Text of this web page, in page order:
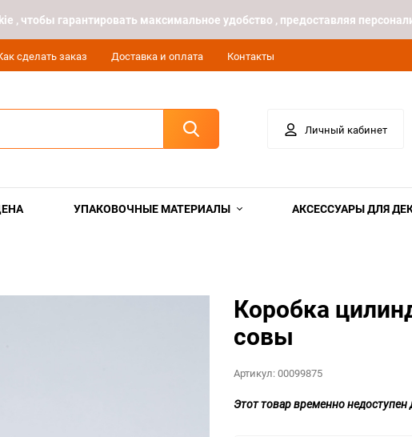
, чтобы гарантировать максимальное удобство , предоставляя
сделать заказ Доставка и оплата Контакты
Личный кабинет
УПАКОВОЧНЫЕ МАТЕРИАЛЫ АКСЕССУАРЫ ДЛЯ
Коробка
совы
Артикул:00099875
Этот товар временно недоступен